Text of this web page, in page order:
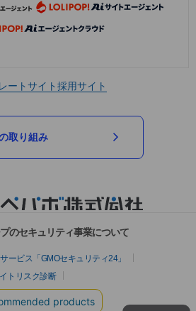
ートサイト採用サイト
取り組み
のセキュリティ事業について
ービス「GMOセキュリティ24」
トリスク診断
ト